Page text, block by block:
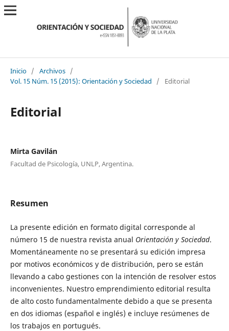
Inicio / Archivos /
Vol. 15 Núm. 15 (2015): Orientación y Sociedad
/ Editorial
Editorial
Mirta Gavilán
Facultad de Psicología, UNLP, Argentina.
Resumen
La presente edición en formato digital corresponde al
número 15 de nuestra revista anual Orientación y Sociedad.
Momentáneamente no se presentará su edición impresa
por motivos económicos y de distribución, pero se están
llevando a cabo gestiones con la intención de resolver estos
inconvenientes. Nuestro emprendimiento editorial resulta
de alto costo fundamentalmente debido a que se presenta
en dos idiomas (español e inglés) e incluye resúmenes de
los trabajos en portugués.